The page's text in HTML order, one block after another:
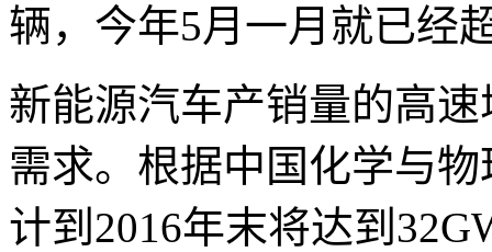
辆，今年5月一月就已经
新能源汽车产销量的高
需求。根据中国化学与
计到2016年末将达到